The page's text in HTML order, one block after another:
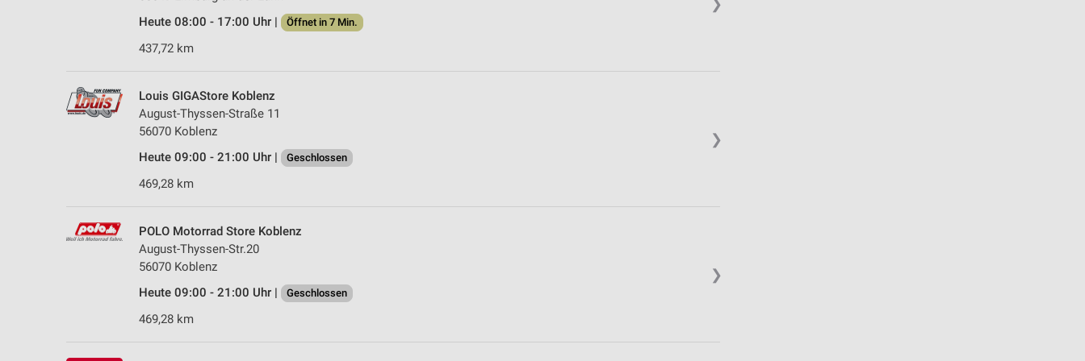
❯
Heute 08:00 - 17:00 Uhr |
Öffnet in 7 Min.
437,72 km
❯
Louis GIGAStore Koblenz
August-Thyssen-Straße 11
56070 Koblenz
Heute 09:00 - 21:00 Uhr |
Geschlossen
469,28 km
❯
POLO Motorrad Store Koblenz
August-Thyssen-Str.20
56070 Koblenz
Heute 09:00 - 21:00 Uhr |
Geschlossen
469,28 km